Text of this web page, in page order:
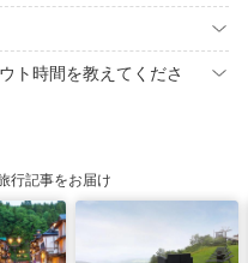
ト時間を教えてくださ
行記事をお届け